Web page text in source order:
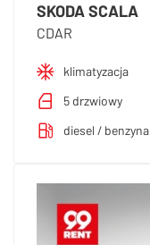
SKODA SCALA
CDAR
klimatyzacja
5 drzwiowy
diesel / benzyna